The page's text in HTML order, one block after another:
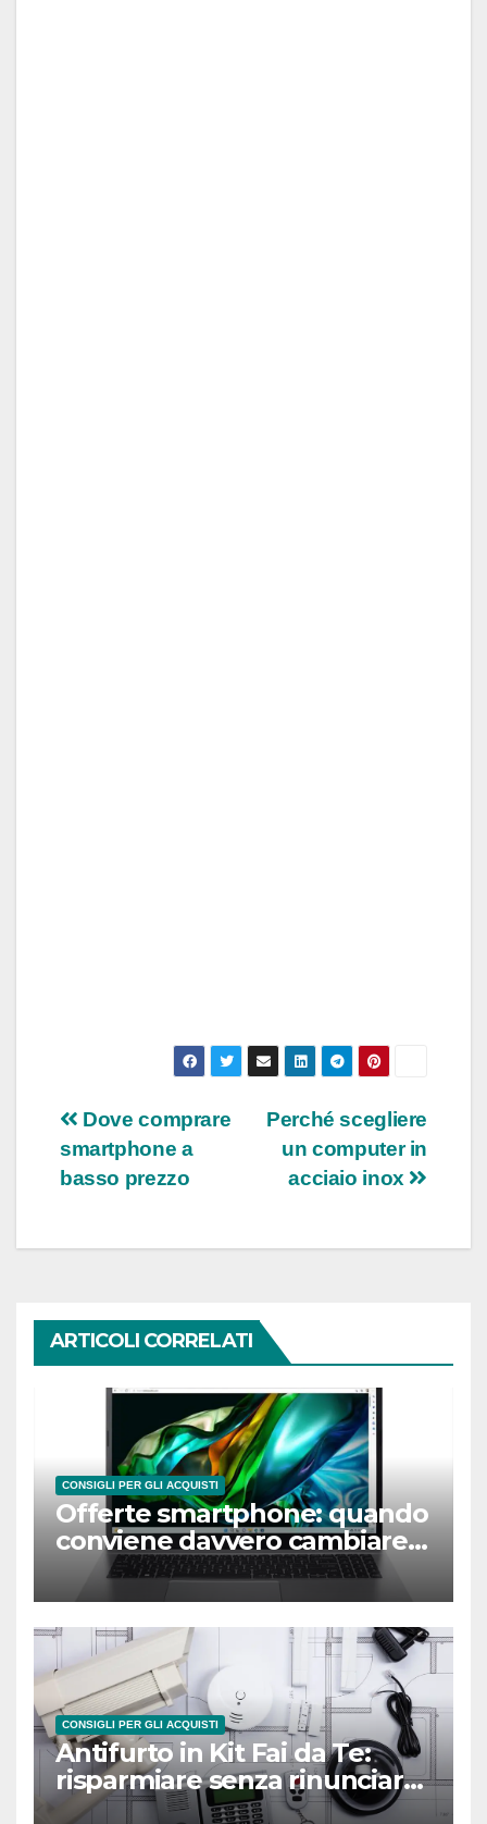
Navigazione
articoli
Perché scegliere
un computer in
acciaio inox
Dove comprare
smartphone a
basso prezzo
ARTICOLI CORRELATI
CONSIGLI PER GLI ACQUISTI
Offerte smartphone: quando
conviene davvero cambiare
telefono?
CONSIGLI PER GLI ACQUISTI
Antifurto in Kit Fai da Te:
risparmiare senza rinunciare
alla sicurezza